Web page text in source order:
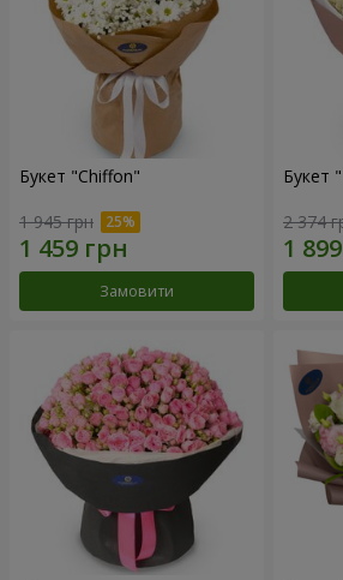
Букет "Chiffon"
1 945 грн
Замовити
Букет
2 374